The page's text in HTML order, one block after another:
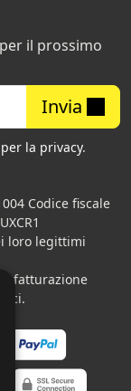
il prossimo
Invia
la privacy.
Codice fiscale
loro legittimi
fatturazione